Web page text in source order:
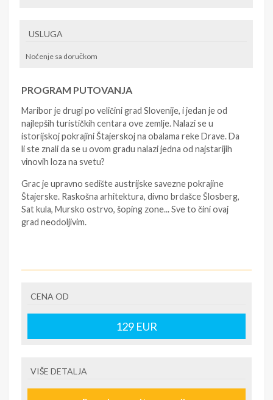
USLUGA
Noćenje sa doručkom
PROGRAM PUTOVANJA
Maribor je drugi po veličini grad Slovenije, i jedan je od
najlepših turističkih centara ove zemlje. Nalazi se u
istorijskoj pokrajini Štajerskoj na obalama reke Drave. Da
li ste znali da se u ovom gradu nalazi jedna od najstarijih
vinovih loza na svetu?
Grac je upravno sedište austrijske savezne pokrajine
Štajerske. Raskošna arhitektura, divno brdašce Šlosberg,
Sat kula, Mursko ostrvo, šoping zone... Sve to čini ovaj
grad neodoljivim.
vožnja preko Slovenije ka Austriji. Kraća usputna
2. dan, subota GRAC
CENA OD
129 EUR
VIŠE DETALJA